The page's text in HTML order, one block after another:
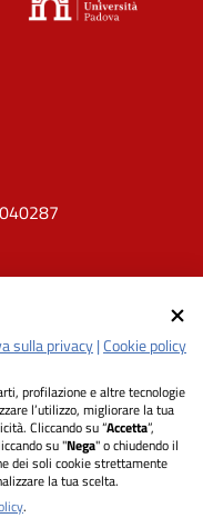
sulla privacy|Cookie policy
profilazione e altre tecnologie
l’utilizzo, migliorare la tua
Cliccando su “Accetta”,
su "Nega" o chiudendo il
dei soli cookie strettamente
la tua scelta.
.